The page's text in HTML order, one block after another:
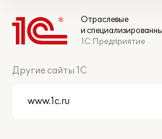
Отраслевые
и
1С:Предприятие
Другие сайты 1С